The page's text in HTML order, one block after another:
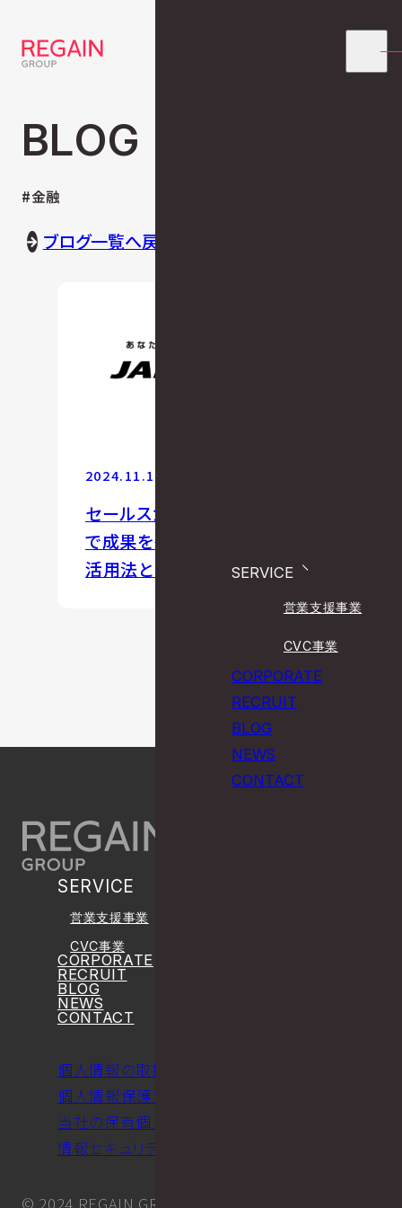
SERVICE
営業支援事業
CVC事業
CORPORATE
RECRUIT
BLOG
NEWS
CONTACT
BLOG
#金融
ブログ一覧へ戻る
2024.11.14
セールスからCSまで！ 二つの側面
で成果を残すJALカードのチャット
活用法とは
SERVICE
営業支援事業
CVC事業
CORPORATE
RECRUIT
BLOG
NEWS
CONTACT
個人情報の取扱いについて
個人情報保護方針について
当社の保有個人データについて
情報セキュリティに関する方針について